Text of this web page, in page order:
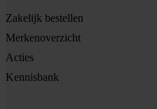
Zakelijk bestellen
Merkenoverzicht
Acties
Kennisbank